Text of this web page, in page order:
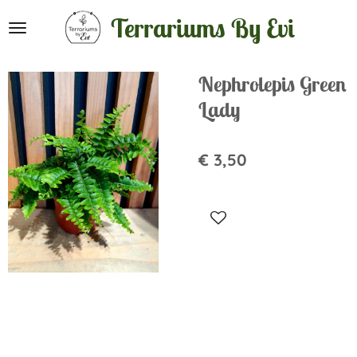
direct
de
hoofdinhoud
Terrariums By Evi
Nephrolepis Green
Lady
€ 3,50